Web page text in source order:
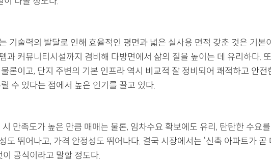
기술력의 발달로 인해 효율적인 평면과 넓은 실사용 면적 갖춘 것은 기본
과 커뮤니티시설까지 겸비해 다방면에서 삶의 질을 높이는 데 유리하다.
론이고, 단지 주변의 기본 인프라 역시 비교적 잘 정비되어 쾌적하고 안전
수 있다는 점에서 높은 인기를 끌고 있다.
시 만족도가 높은 만큼 매매는 물론, 임차수요 확보에도 유리, 탄탄한 수요
도 뛰어나고, 가격 안정성도 뛰어나다. 결국 시장에서는 ‘신축 아파트가 곧
이 공식이라고 말할 정도다.